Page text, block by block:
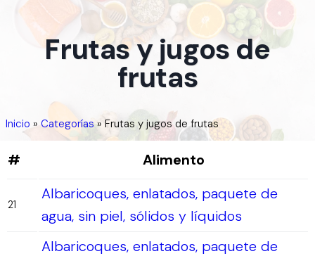
Frutas y jugos de
frutas
Inicio » Categorías» Frutas y jugos de frutas
# Alimento
21
Albaricoques, enlatados, paquete de
agua, sin piel, sólidos y líquidos
Albaricoques, enlatados, paquete de